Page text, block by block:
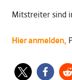
Mitstreiter sind
Hier anmelden,